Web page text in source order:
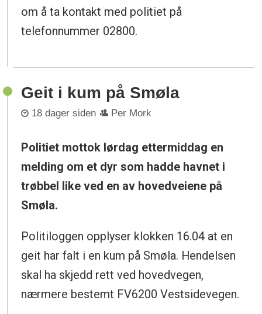
om å ta kontakt med politiet på
telefonnummer 02800.
Geit i kum på Smøla
18 dager siden Per Mork
Politiet mottok lørdag ettermiddag en
melding om et dyr som hadde havnet i
trøbbel like ved en av hovedveiene på
Smøla.
Politiloggen opplyser klokken 16.04 at en
geit har falt i en kum på Smøla. Hendelsen
skal ha skjedd rett ved hovedvegen,
nærmere bestemt FV6200 Vestsidevegen.